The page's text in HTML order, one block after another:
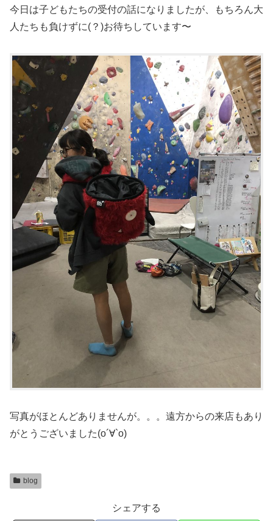
今日は子どもたちの受付の話になりましたが、もちろん大
人たちも負けずに(？)お待ちしています〜
写真がほとんどありませんが。。。遠方からの来店もあり
がとうございました(о´∀`о)
blog
シェアする